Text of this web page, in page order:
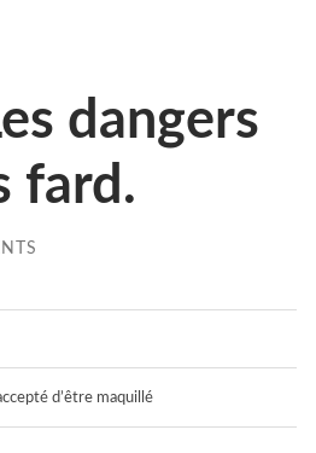
dangers
fard.
d’être maquillé